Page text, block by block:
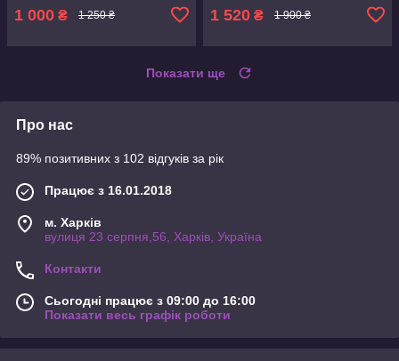
1 000 ₴ 1 250 ₴ 1 520 ₴ 1 900 ₴
Показати ще
Про нас
89% позитивних з 102 відгуків за рік
Працює з 16.01.2018
м. Харків
вулиця 23 серпня,56, Харків, Україна
Контакти
Сьогодні працює з 09:00 до 16:00
Показати весь графік роботи